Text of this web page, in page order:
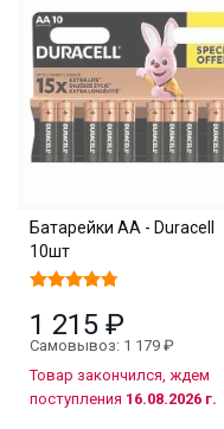
Батарейки АА - Duracell
10шт
1 215 ₽
Самовывоз: 1 179 ₽
Товар закончился, ждем
поступления 16.08.2026 г.